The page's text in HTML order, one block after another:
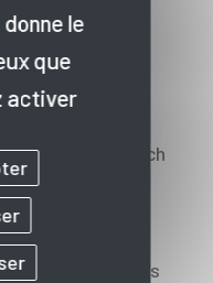
33240
La Teste-de-Buch
côtés des
les
le
que
activer